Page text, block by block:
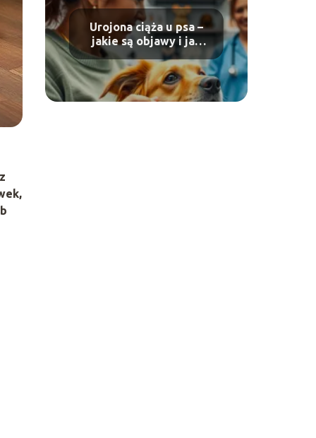
Urojona ciąża u psa –
jakie są objawy i jak
pomóc naszemu
zwierzakowi?